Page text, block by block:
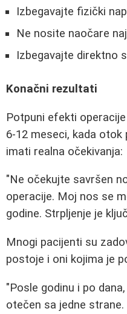
Izbegavajte fizički
Ne nosite naočare
Izbegavajte direktno
Konačni rezultati
Potpuni efekti
6-12 meseci, kada
imati realna očekivanja:
"Ne očekujte savršen
operacije. Moj nos se
godine. Strpljenje je
Mnogi pacijenti su
postoje i oni kojima je
"Posle godinu i po
otečen sa jedne